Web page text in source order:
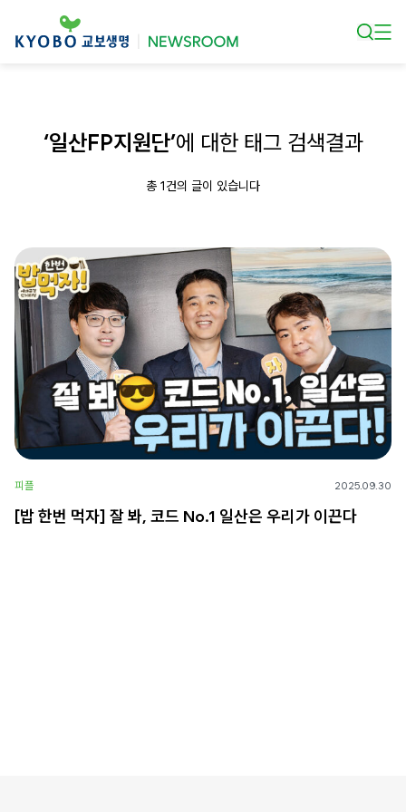
‘일산FP지원단’에 대한 태그 검색결과
총 1건의 글이 있습니다
피플 2025.09.30
[밥 한번 먹자] 잘 봐, 코드 No.1 일산은 우리가 이끈다